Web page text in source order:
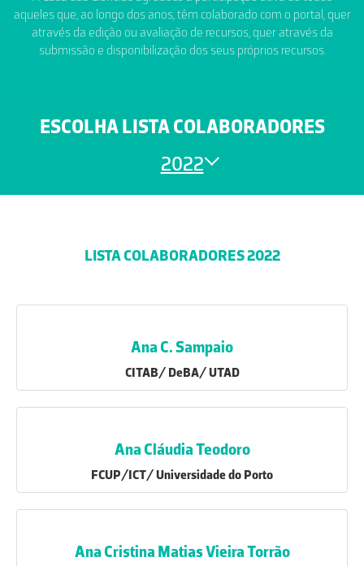
aqueles que, ao longo dos anos, têm colaborado com o portal, quer
através da edição ou avaliação de recursos, quer através da
submissão e disponibilização dos seus próprios recursos.
ESCOLHA LISTA COLABORADORES
2022
LISTA COLABORADORES 2022
Ana C. Sampaio
CITAB/ DeBA/ UTAD
Ana Cláudia Teodoro
FCUP/ICT/ Universidade do Porto
Ana Cristina Matias Vieira Torrão